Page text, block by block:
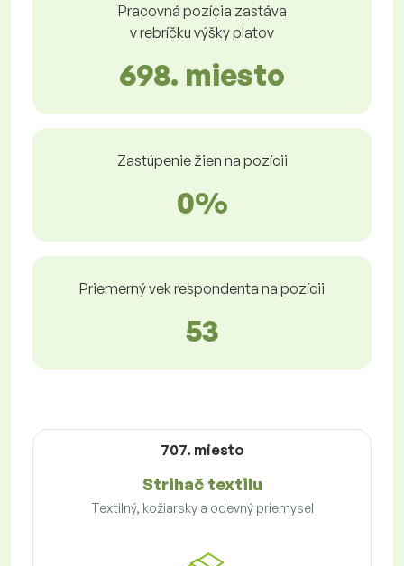
Pracovná pozícia zastáva
v rebríčku výšky platov
698. miesto
Zastúpenie žien na pozícii
0%
Priemerný vek respondenta na pozícii
53
707. miesto
Strihač textilu
Textilný, kožiarsky a odevný priemysel